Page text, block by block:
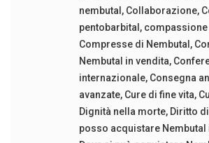
nembutal , Collaborazione,
pentobarbital , compassione
Compresse di Nembutal ,
Nembutal in vendita,
internazionale, Consegna
avanzate, Cure di fine vita,
Dignità nella morte, Diritto
posso acquistare Nembutal